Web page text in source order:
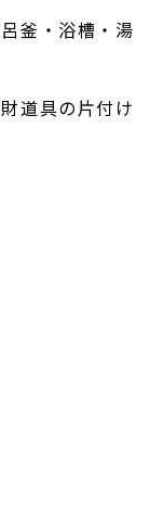
釜・浴槽・湯
道具の片付け